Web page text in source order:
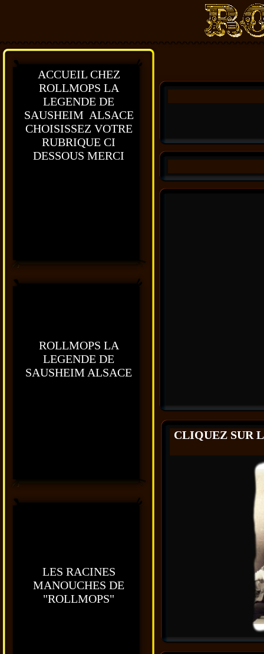
ACCUEIL CHEZ
ROLLMOPS LA
LEGENDE DE
SAUSHEIM ALSACE
CHOISISSEZ VOTRE
RUBRIQUE CI
DESSOUS MERCI
ROLLMOPS LA
LEGENDE DE
SAUSHEIM ALSACE
LES RACINES
MANOUCHES DE
"ROLLMOPS"
CLIQUEZ SUR